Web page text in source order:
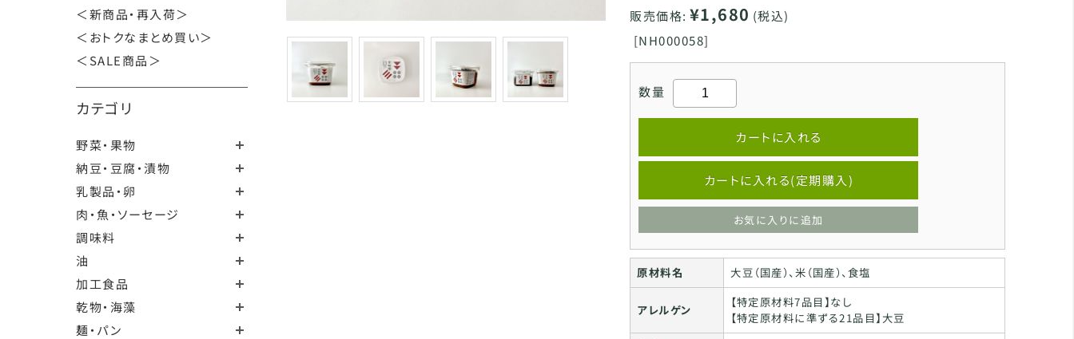
＜新商品・再入荷＞
＜おトクなまとめ買い＞
＜SALE商品＞
カテゴリ
野菜・果物
納豆・豆腐・漬物
乳製品・卵
肉・魚・ソーセージ
調味料
油
加工食品
乾物・海藻
麺・パン
販売価格: ¥1,680 (税込)
[NH000058]
数量
カートに入れる
カートに入れる(定期購入)
お気に入りに追加
原材料名 大豆（国産）、米（国産）、食塩
アレルゲン
【特定原材料7品目】なし
【特定原材料に準ずる21品目】大豆